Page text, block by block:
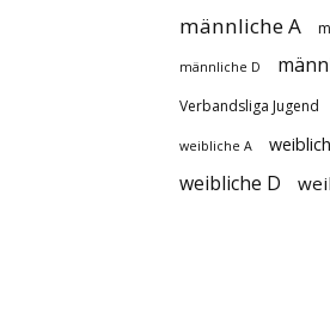
männliche A
männliche D
Verbandsliga Jugend
weibliche A
weibliche D